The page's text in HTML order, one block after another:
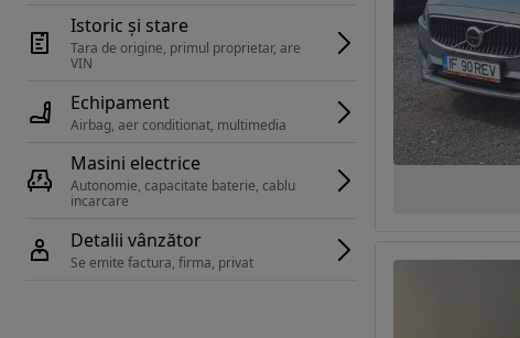
Istoric și stare
Tara de origine, primul proprietar, are
Echipament
Airbag, aer conditionat, multimedia
Masini electrice
Autonomie, capacitate baterie, cablu
Detalii vânzător
Se emite factura, firma, privat